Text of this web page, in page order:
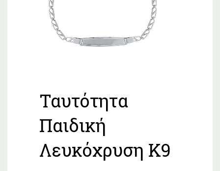
Ταυτότητα
Παιδική
Λευκόχρυση Κ9